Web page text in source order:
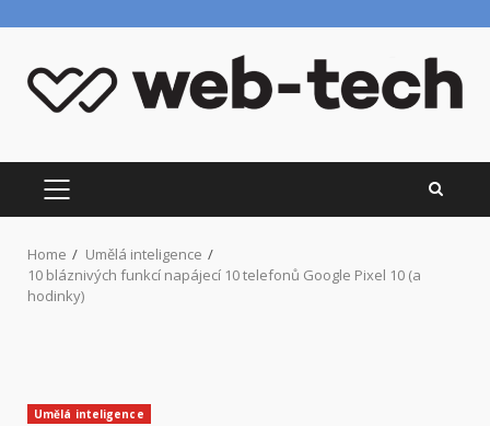
content
PRIMARY
MENU
Home
Umělá inteligence
10 bláznivých funkcí napájecí 10 telefonů Google Pixel 10 (a
hodinky)
Umělá inteligence